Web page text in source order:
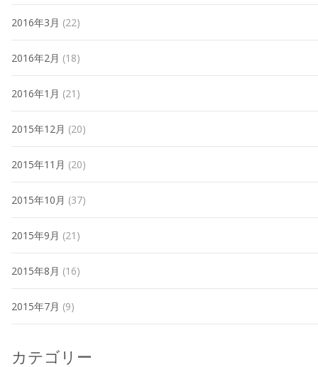
2016年3月 (22)
2016年2月 (18)
2016年1月 (21)
2015年12月 (20)
2015年11月 (20)
2015年10月 (37)
2015年9月 (21)
2015年8月 (16)
2015年7月 (9)
カテゴリー